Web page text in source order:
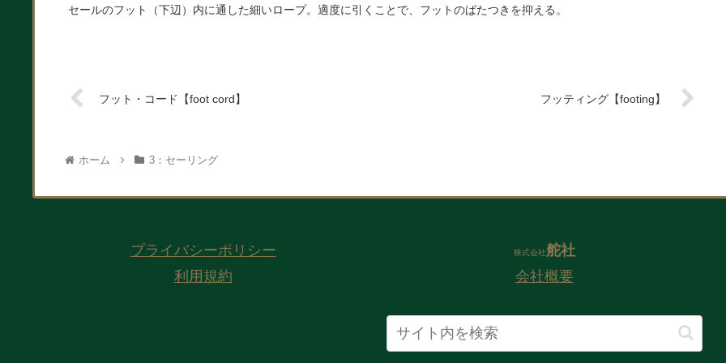
セールのフット（下辺）内に通した細いロープ。適度に引くことで、フットのばたつきを抑える。
フット・コード【foot cord】 フッティング【footing】
ホーム 3：セーリング
プライバシーポリシー
利用規約
株式会社舵社
会社概要